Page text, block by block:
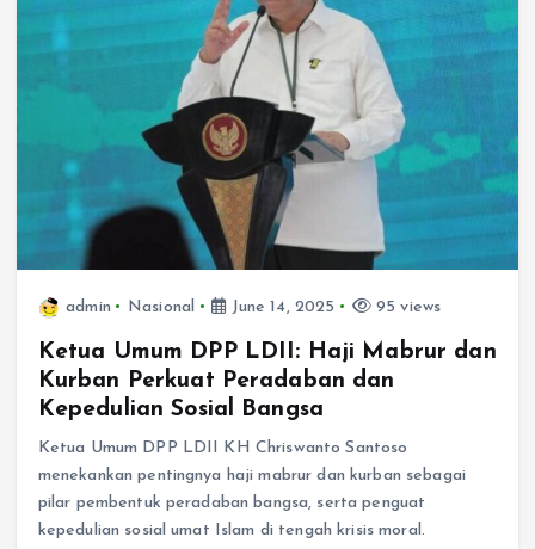
admin Nasional June 14, 2025 95 views
Ketua Umum DPP LDII: Haji Mabrur dan
Kurban Perkuat Peradaban dan
Kepedulian Sosial Bangsa
Ketua Umum DPP LDII KH Chriswanto Santoso
menekankan pentingnya haji mabrur dan kurban sebagai
pilar pembentuk peradaban bangsa, serta penguat
kepedulian sosial umat Islam di tengah krisis moral.